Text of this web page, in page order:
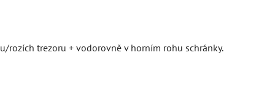
trezoru + vodorovně v horním rohu schránky.